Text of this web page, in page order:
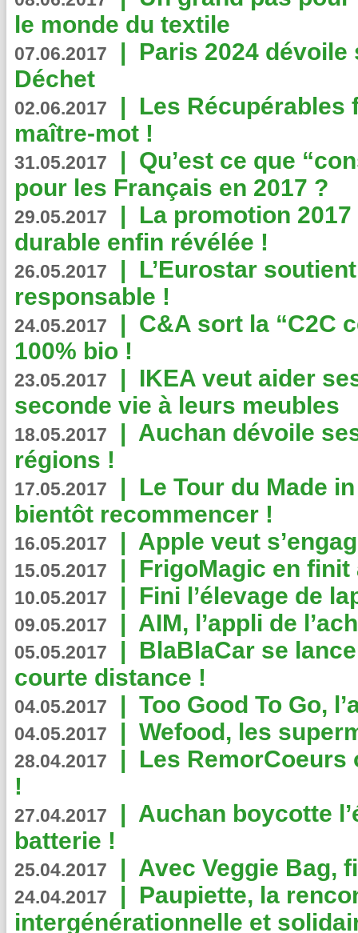
le monde du textile
07.06.2017 | Paris 2024
Déchet
02.06.2017 | Les Récupérables
maître-mot !
31.05.2017 | Qu’est ce que
pour les Français en 2017 ?
29.05.2017 | La promotion
durable enfin révélée !
26.05.2017 | L’Eurostar
responsable !
24.05.2017 | C&A sort la “C2C
100% bio !
23.05.2017 | IKEA veut aider
seconde vie à leurs meubles
18.05.2017 | Auchan dévoile
régions !
17.05.2017 | Le Tour du Made
bientôt recommencer !
16.05.2017 | Apple veut
15.05.2017 | FrigoMagic en
10.05.2017 | Fini l’élevage de
09.05.2017 | AIM, l’appli de
05.05.2017 | BlaBlaCar se
courte distance !
04.05.2017 | Too Good To Go,
04.05.2017 | Wefood, les
28.04.2017 | Les RemorCoeurs
!
27.04.2017 | Auchan boycotte
batterie !
25.04.2017 | Avec Veggie Bag,
24.04.2017 | Paupiette, la
intergénérationnelle et